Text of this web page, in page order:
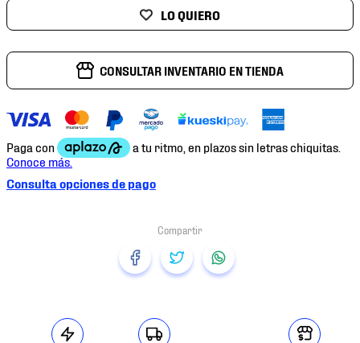
CONSULTAR INVENTARIO EN TIENDA
Consulta opciones de pago